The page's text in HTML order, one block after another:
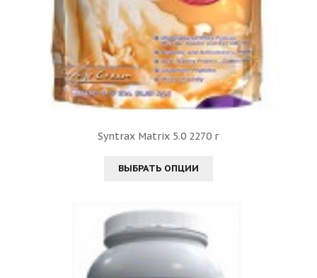
Syntrax Matrix 5.0 2270 г
ВЫБРАТЬ ОПЦИИ